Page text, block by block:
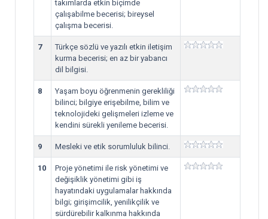
takımlarda etkin biçimde
çalışabilme becerisi; bireysel
çalışma becerisi.
7
Türkçe sözlü ve yazılı etkin iletişim
kurma becerisi; en az bir yabancı
dil bilgisi.
8
Yaşam boyu öğrenmenin gerekliliği
bilinci; bilgiye erişebilme, bilim ve
teknolojideki gelişmeleri izleme ve
kendini sürekli yenileme becerisi.
9 Mesleki ve etik sorumluluk bilinci.
10
Proje yönetimi ile risk yönetimi ve
değişiklik yönetimi gibi iş
hayatındaki uygulamalar hakkında
bilgi; girişimcilik, yenilikçilik ve
sürdürebilir kalkınma hakkında